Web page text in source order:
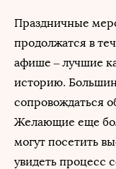
Праздничные
продолжатся в
афише – лучшие
историю.
сопровождаться
Желающие еще
могут посетить
увидеть процесс